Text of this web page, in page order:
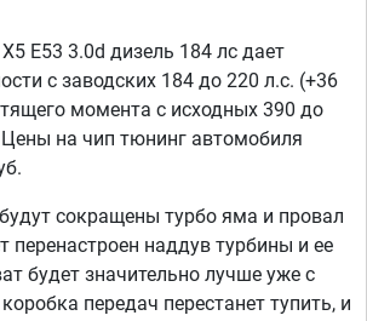
E53 3.0d дизель 184 лс дает
с заводских 184 до 220 л.с. (+36
момента с исходных 390 до
на чип тюнинг автомобиля
сокращены турбо яма и провал
перенастроен наддув турбины и ее
будет значительно лучше уже с
передач перестанет тупить, и